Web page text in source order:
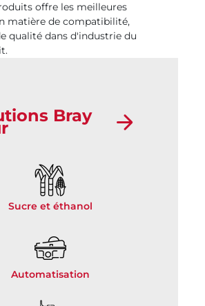
offre les meilleures
matière de compatibilité,
qualité dans d'industrie du
Bray
Sucre et éthanol
Automatisation